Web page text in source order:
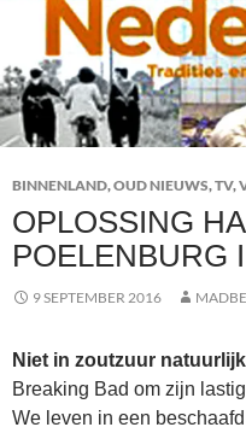
BINNENLAND,OUD NIEUWS,TV,
OPLOSSING
POELENBURG
9 SEPTEMBER 2016
Niet in zoutzuur
Breaking Bad om zijn
We leven in een